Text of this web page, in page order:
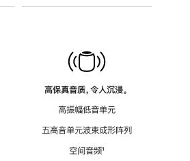
高保真音质，令人沉浸。
高振幅低音单元
五高音单元波束成形阵列
空间音频脚
¹